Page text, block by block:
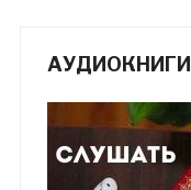
АУДИОКНИГИ